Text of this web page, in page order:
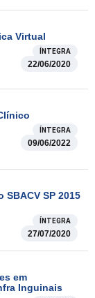
Virtual
ÍNTEGRA
22/06/2020
ÍNTEGRA
09/06/2022
SBACV SP 2015
ÍNTEGRA
27/07/2020
em
Inguinais